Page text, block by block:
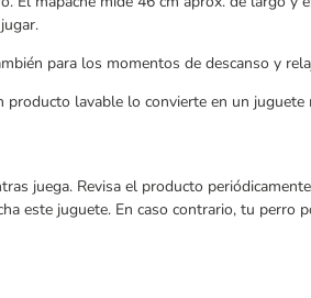
para los momentos de descanso y
lavable lo convierte en un
juega. Revisa el producto
este juguete. En caso contrario, tu perro